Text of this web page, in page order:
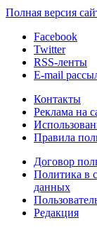
Полная версия
Facebook
Twitter
RSS-ленты
E-mail
Контакты
Реклама на
Правила
Договор
Политика в
данных
Редакция